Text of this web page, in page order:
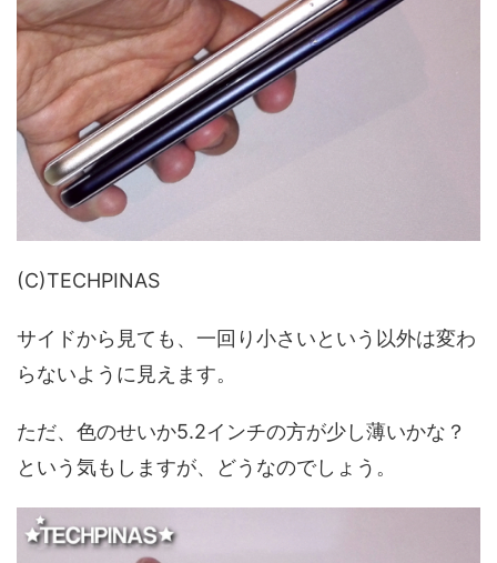
(C)TECHPINAS
サイドから見ても、一回り小さいという以外は変わ
らないように見えます。
ただ、色のせいか5.2インチの方が少し薄いかな？
という気もしますが、どうなのでしょう。